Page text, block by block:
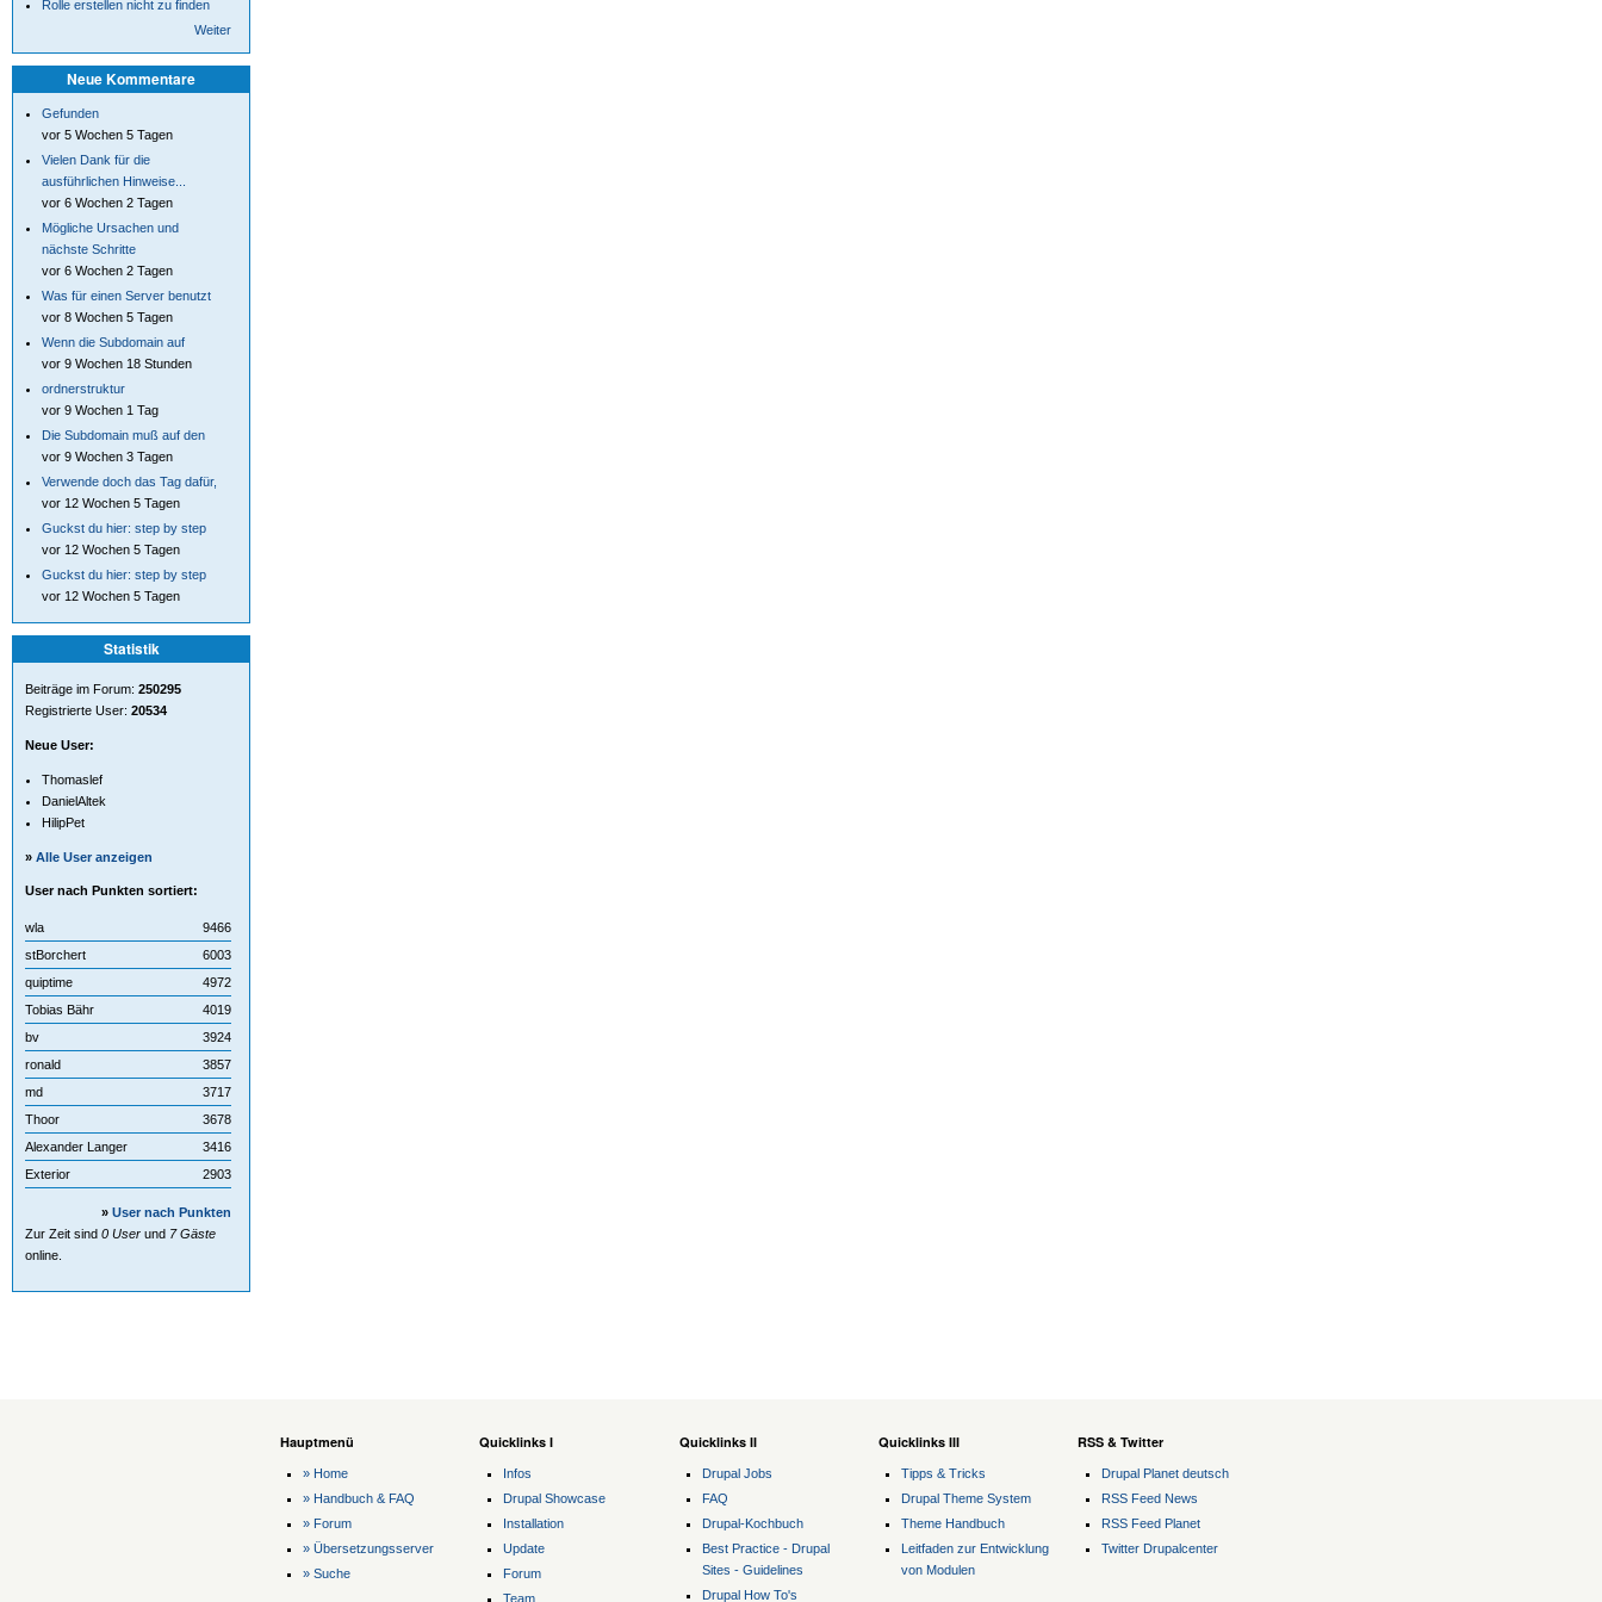
Rolle erstellen nicht zu finden
Weiter
Neue Kommentare
Gefunden
vor 5 Wochen 5 Tagen
Vielen Dank für die
ausführlichen Hinweise...
vor 6 Wochen 2 Tagen
Mögliche Ursachen und
nächste Schritte
vor 6 Wochen 2 Tagen
Was für einen Server benutzt
vor 8 Wochen 5 Tagen
Wenn die Subdomain auf
vor 9 Wochen 18 Stunden
ordnerstruktur
vor 9 Wochen 1 Tag
Die Subdomain muß auf den
vor 9 Wochen 3 Tagen
Verwende doch das Tag dafür,
vor 12 Wochen 5 Tagen
Guckst du hier: step by step
vor 12 Wochen 5 Tagen
Guckst du hier: step by step
vor 12 Wochen 5 Tagen
Statistik
Beiträge im Forum: 250295
Registrierte User: 20534
Neue User:
Thomaslef
DanielAltek
HilipPet
» Alle User anzeigen
User nach Punkten sortiert:
wla
9466
stBorchert
6003
quiptime
4972
Tobias Bähr
4019
bv
3924
ronald
3857
md
3717
Thoor
3678
Alexander Langer
3416
Exterior
2903
» User nach Punkten
Zur Zeit sind 0 User und 7 Gäste
online.
Hauptmenü
» Home
» Handbuch & FAQ
» Forum
» Übersetzungsserver
» Suche
Quicklinks I
Infos
Drupal Showcase
Installation
Update
Forum
Team
Quicklinks II
Drupal Jobs
FAQ
Drupal-Kochbuch
Best Practice - Drupal
Sites - Guidelines
Drupal How To's
Quicklinks III
Tipps & Tricks
Drupal Theme System
Theme Handbuch
Leitfaden zur Entwicklung
von Modulen
RSS & Twitter
Drupal Planet deutsch
RSS Feed News
RSS Feed Planet
Twitter Drupalcenter